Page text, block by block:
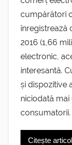
cumpărători
înregistrează
2016 (1,66
electronic,
interesantă.
și dispozitive
niciodată mai
consumatorii.
Citește